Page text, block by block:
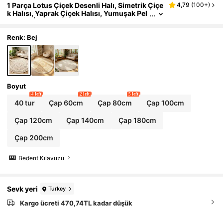
1 Parça Lotus Çiçek Desenli Halı, Simetrik Çiçe
k Halısı, Yaprak Çiçek Halısı, Yumuşak Pel
uş Halı, İç Mekan Estetik Zemin, Yumuşak
Alan Halısı, Oturma Odası Halısı, Yatak Odası
Halısı, Oyun Odası Halısı; Zarif Halı, Ev Hayatın
ı Daha Zarif, Romantik ve Lüks Hale Getirir Retr
o Stil
4,79 (100+)
Renk: Bej
Boyut
40 tur
4 left
Çap 60cm
2 left
Çap 80cm
5 left
Çap 100cm
Çap 120cm Çap 140cm Çap 180cm
Çap 200cm
Bedent Kılavuzu
Sevk yeri Turkey
Kargo ücreti 470,74TL kadar düşük